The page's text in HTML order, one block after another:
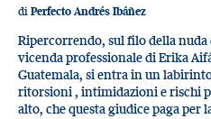
di Perfecto Andrés Ibáñez
Ripercorrendo, sul filo della
vicenda professionale di Erika
Guatemala, si entra in un
ritorsioni , intimidazioni e rischi
alto, che questa giudice paga per